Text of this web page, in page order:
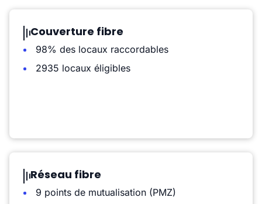
Couverture fibre
98% des locaux raccordables
2935 locaux éligibles
Réseau fibre
9 points de mutualisation (PMZ)